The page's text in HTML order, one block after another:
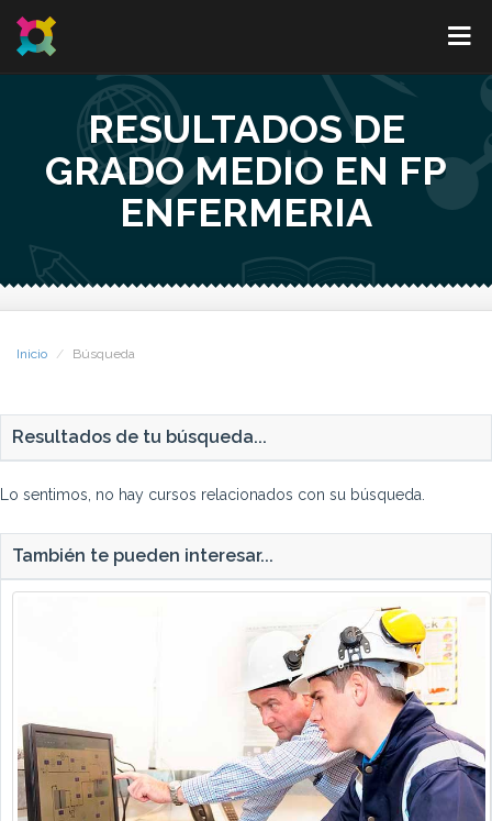
RESULTADOS DE
GRADO MEDIO EN FP
ENFERMERIA
Inicio Búsqueda
Resultados de tu búsqueda...
Lo sentimos, no hay cursos relacionados con su búsqueda.
También te pueden interesar...